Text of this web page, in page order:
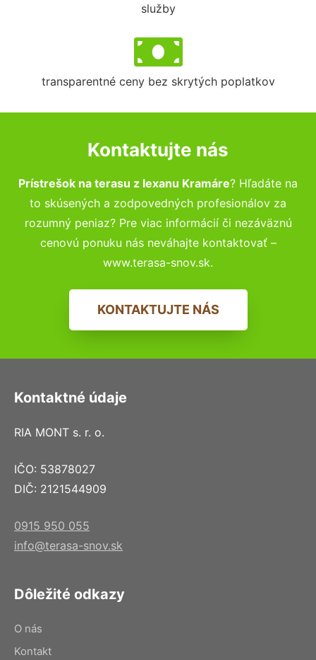
služby
transparentné ceny bez skrytých poplatkov
Kontaktujte nás
Prístrešok na terasu z lexanu Kramáre? Hľadáte na
to skúsených a zodpovedných profesionálov za
rozumný peniaz? Pre viac informácií či nezáväznú
cenovú ponuku nás neváhajte kontaktovať –
www.terasa-snov.sk.
KONTAKTUJTE NÁS
Kontaktné údaje
RIA MONT s. r. o.
IČO: 53878027
DIČ: 2121544909
0915 950 055
info@terasa-snov.sk
Dôležité odkazy
O nás
Kontakt